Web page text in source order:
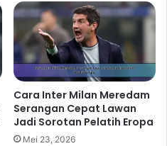
Cara Inter Milan Meredam
Serangan Cepat Lawan
Jadi Sorotan Pelatih Eropa
Mei 23, 2026